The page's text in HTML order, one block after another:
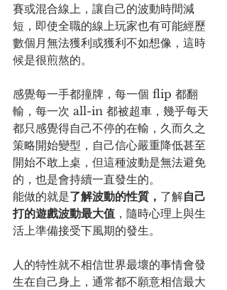
賽或混合線上，讓自己的波動時間減
短，即使全職的線上玩家也有可能經歷
數個月無法獲利或獲利不如想像，這時
候是很煎熬的。
感覺每一手都撞牌，每一個 flip 都翻
輸，每一次 all-in 都被超車，幾乎每天
都只感覺得自己不停的在輸，久而久之
策略開始變型，自己信心嚴重降低甚至
開始不敢上桌，但這種波動是無法避免
的，也是會持續一直發生的。
能做的就是了解波動的性質， 了解自己
打的遊戲波動最大值 ，隨時心理上與生
活上準備接受下風期的發生。
人的特性就不相信世界最壞的事情會發
生在自己身上，通常都不願意相信最大